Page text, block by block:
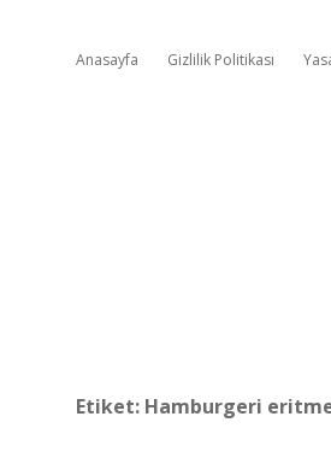
Anasayfa Gizlilik Politikası
Etiket: Hamburgeri